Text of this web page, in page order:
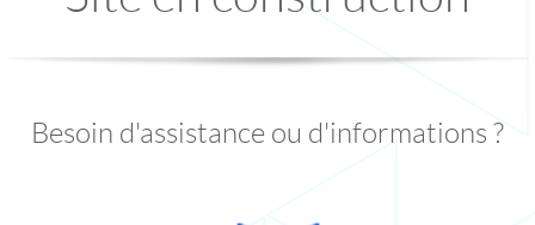
Besoin d'assistance ou d'informations ?